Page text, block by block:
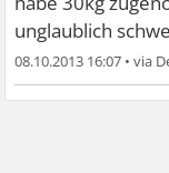
unglaublich
08.10.2013 16:07 •